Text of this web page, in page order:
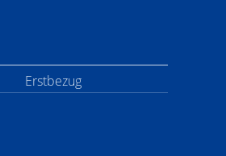
Erstbezug